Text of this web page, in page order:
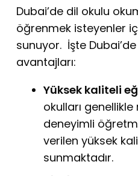
Dubai’de dil okulu
öğrenmek isteyenler
sunuyor. İşte
avantajları:
Yüksek kaliteli
okulları
deneyimli
verilen yüksek
sunmaktadır.